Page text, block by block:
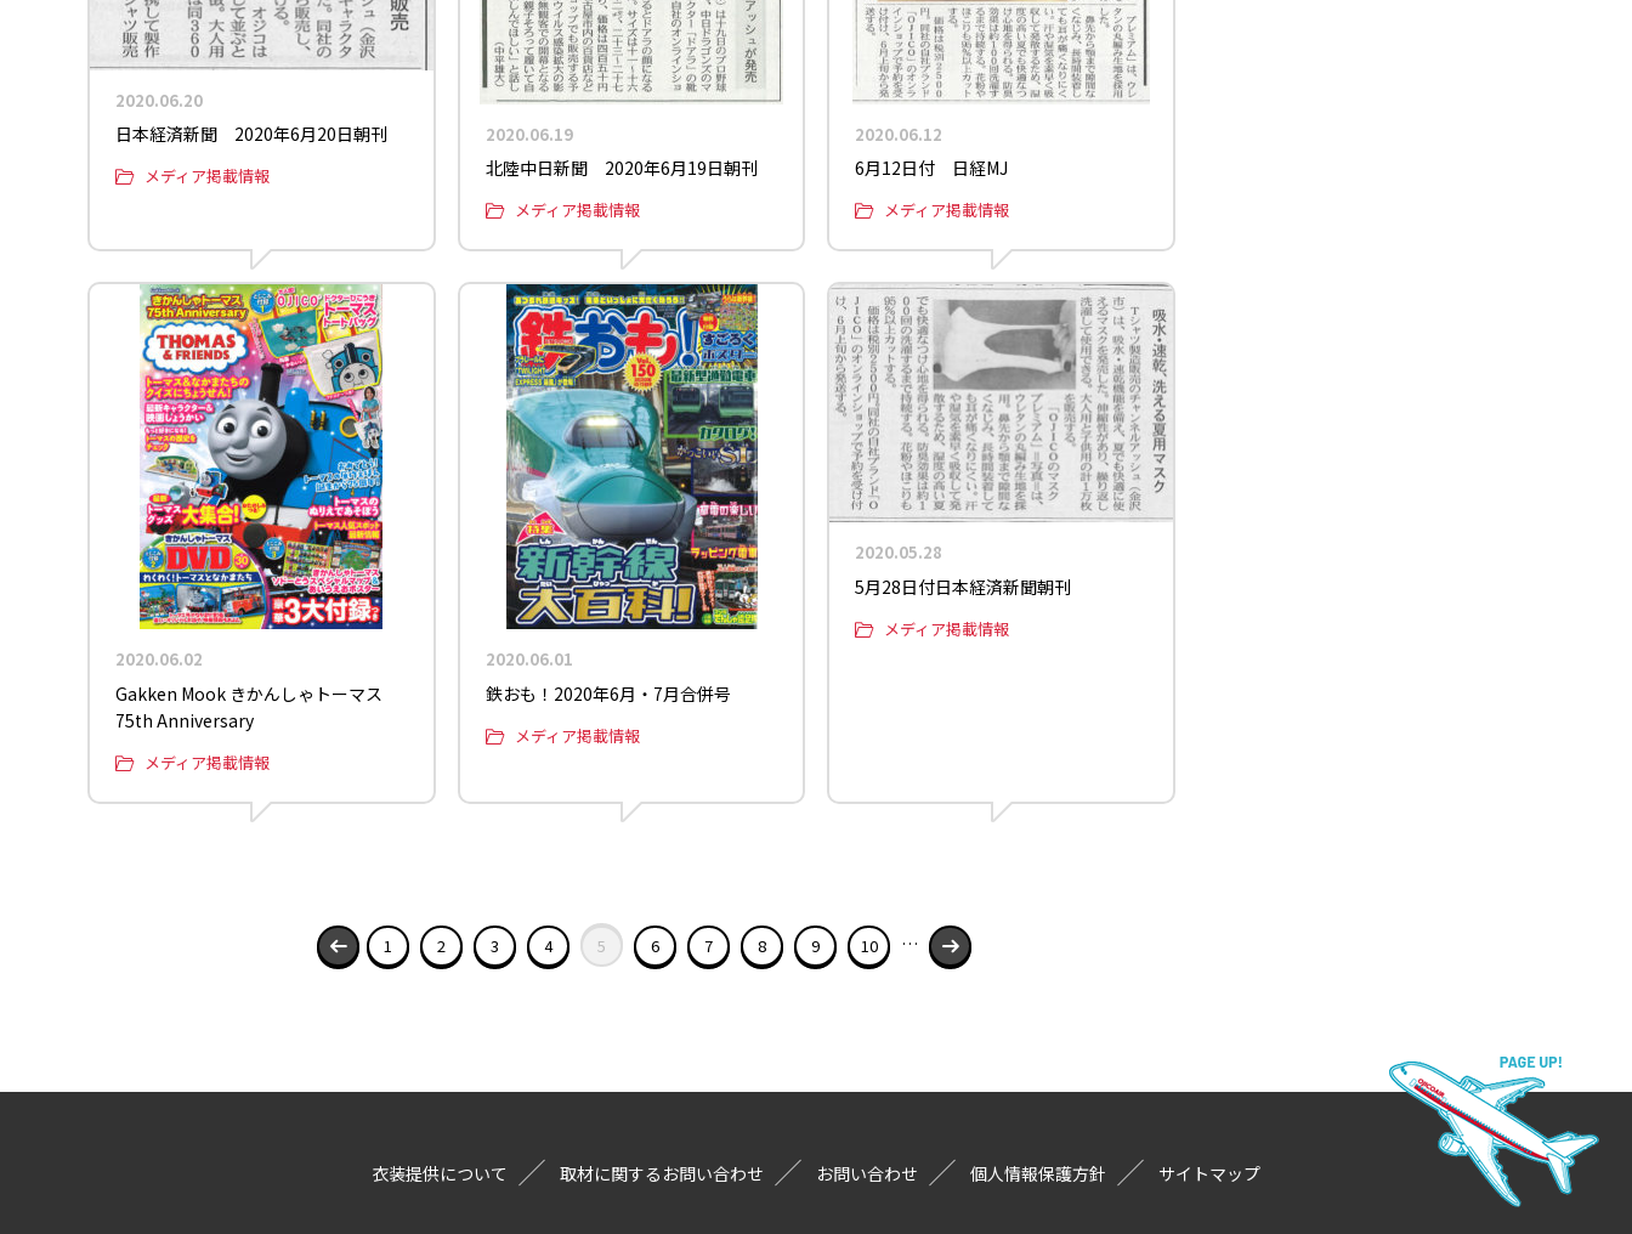
2020.06.20
日本経済新聞 2020年6月20日朝刊
メディア掲載情報
2020.06.19
北陸中日新聞 2020年6月19日朝刊
メディア掲載情報
2020.06.12
6月12日付 日経MJ
メディア掲載情報
2020.06.02
Gakken Mook きかんしゃトーマス
75th Anniversary
メディア掲載情報
2020.06.01
鉄おも！2020年6月・7月合併号
メディア掲載情報
2020.05.28
5月28日付日本経済新聞朝刊
メディア掲載情報
1 2 3 4 5 6 7 8 9 10 …
衣装提供について 取材に関するお問い合わせ お問い合わせ 個人情報保護方針 サイトマップ